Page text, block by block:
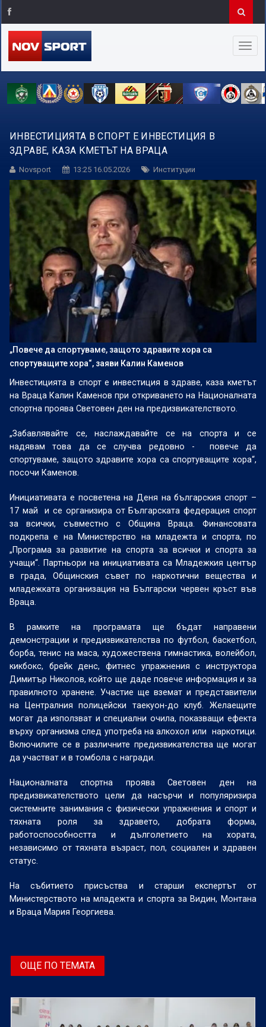
ИНВЕСТИЦИЯТА В СПОРТ Е ИНВЕСТИЦИЯ В
ЗДРАВЕ, КАЗА КМЕТЪТ НА ВРАЦА
Novsport 13:25 16.05.2026 Институции
„Повече да спортуваме, защото здравите хора са
спортуващите хора“, заяви Калин Каменов
Инвестицията в спорт е инвестиция в здраве, каза кметът
на Враца Калин Каменов при откриването на Националната
спортна проява Световен ден на предизвикателството.
„Забавлявайте се, наслаждавайте се на спорта и се
надявам това да се случва редовно -
повече да
спортуваме, защото здравите хора са спортуващите хора“,
посочи Каменов.
Инициативата е посветена на Деня на българския спорт –
17 май
и се организира от Българската федерация спорт
за всички, съвместно с Община Враца. Финансовата
подкрепа е на Министерство на младежта и спорта, по
„Програма за развитие на спорта за всички и спорта за
учащи“. Партньори на инициативата са Младежкия център
в града, Общинския съвет по наркотични вещества и
младежката организация на Български червен кръст във
Враца.
В рамките на програмата ще бъдат направени
демонстрации и предизвикателства по футбол, баскетбол,
борба, тенис на маса, художествена гимнастика, волейбол,
кикбокс, брейк денс, фитнес упражнения с инструктора
Димитър Николов, който ще даде повече информация и за
правилното хранене. Участие ще вземат и представители
на Централния полицейски таекуон-до клуб. Желаещите
могат да използват и специални очила, показващи ефекта
върху организма след употреба на алкохол или
наркотици.
Включилите се в различните предизвикателства ще могат
да участват и в томбола с награди.
Националната спортна проява Световен ден на
предизвикателството цели да насърчи и популяризира
системните занимания с физически упражнения и спорт и
тяхната роля за здравето, добрата форма,
работоспособността и дълголетието на хората,
независимо от тяхната възраст, пол, социален и здравен
статус.
На събитието присъства и старши експертът от
Министерството на младежта и спорта за Видин, Монтана
и Враца Мария Георгиева.
ОЩЕ ПО ТЕМАТА